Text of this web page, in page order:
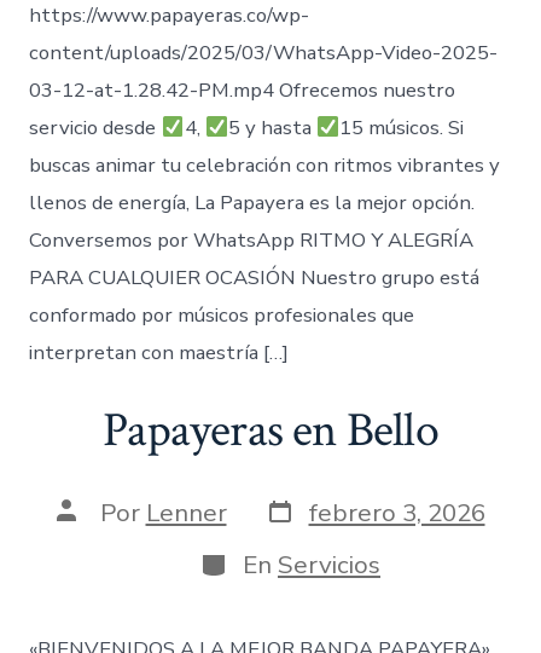
https://www.papayeras.co/wp-
content/uploads/2025/03/WhatsApp-Video-2025-
03-12-at-1.28.42-PM.mp4 Ofrecemos nuestro
servicio desde
4, 5 y hasta
15 músicos. Si
buscas animar tu celebración con ritmos vibrantes y
llenos de energía, La Papayera es la mejor opción.
Conversemos por WhatsApp RITMO Y ALEGRÍA
PARA CUALQUIER OCASIÓN Nuestro grupo está
conformado por músicos profesionales que
interpretan con maestría […]
Papayeras en Bello
AutorPor Lenner Fecha
de
publicación
febrero 3, 2026
Categorías
En Servicios